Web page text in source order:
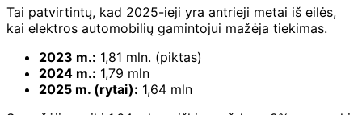
Tai patvirtintų, kad 2025-ieji yra antrieji metai iš eilės,
kai elektros automobilių gamintojui mažėja tiekimas.
2023 m.: 1,81 mln. (piktas)
2024 m.: 1,79 mln
2025 m. (rytai): 1,64 mln